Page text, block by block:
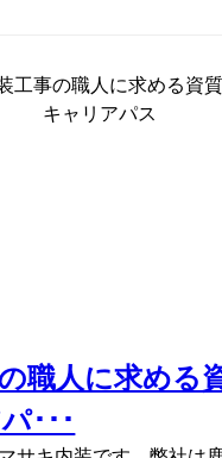
職人に求める
･･･